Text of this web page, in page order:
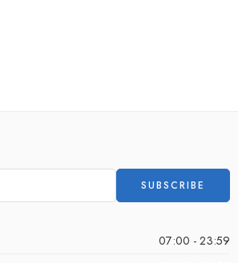
07:00 - 23:59